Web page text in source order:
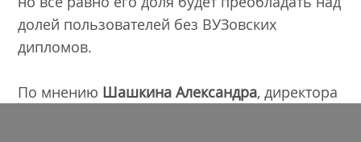
долей пользователей без ВУЗовских
дипломов.
По мнению Шашкина Александра, директора